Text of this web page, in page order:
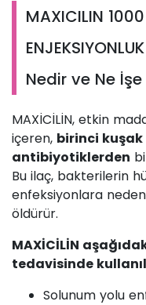
MAXICILIN
Nedir ve Ne
MAXİCİLİN, etkin
içeren, birinci
antibiyotiklerden
Bu ilaç, bakterilerin
enfeksiyonlara
öldürür.
MAXİCİLİN
tedavisinde
Solunum yolu